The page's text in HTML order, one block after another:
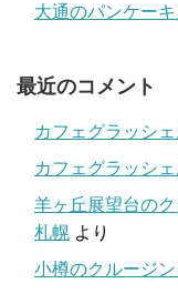
大通のパンケー
最近のコメント
カフェグラッシ
カフェグラッシ
羊ヶ丘展望台の
札幌 より
小樽のクルージ